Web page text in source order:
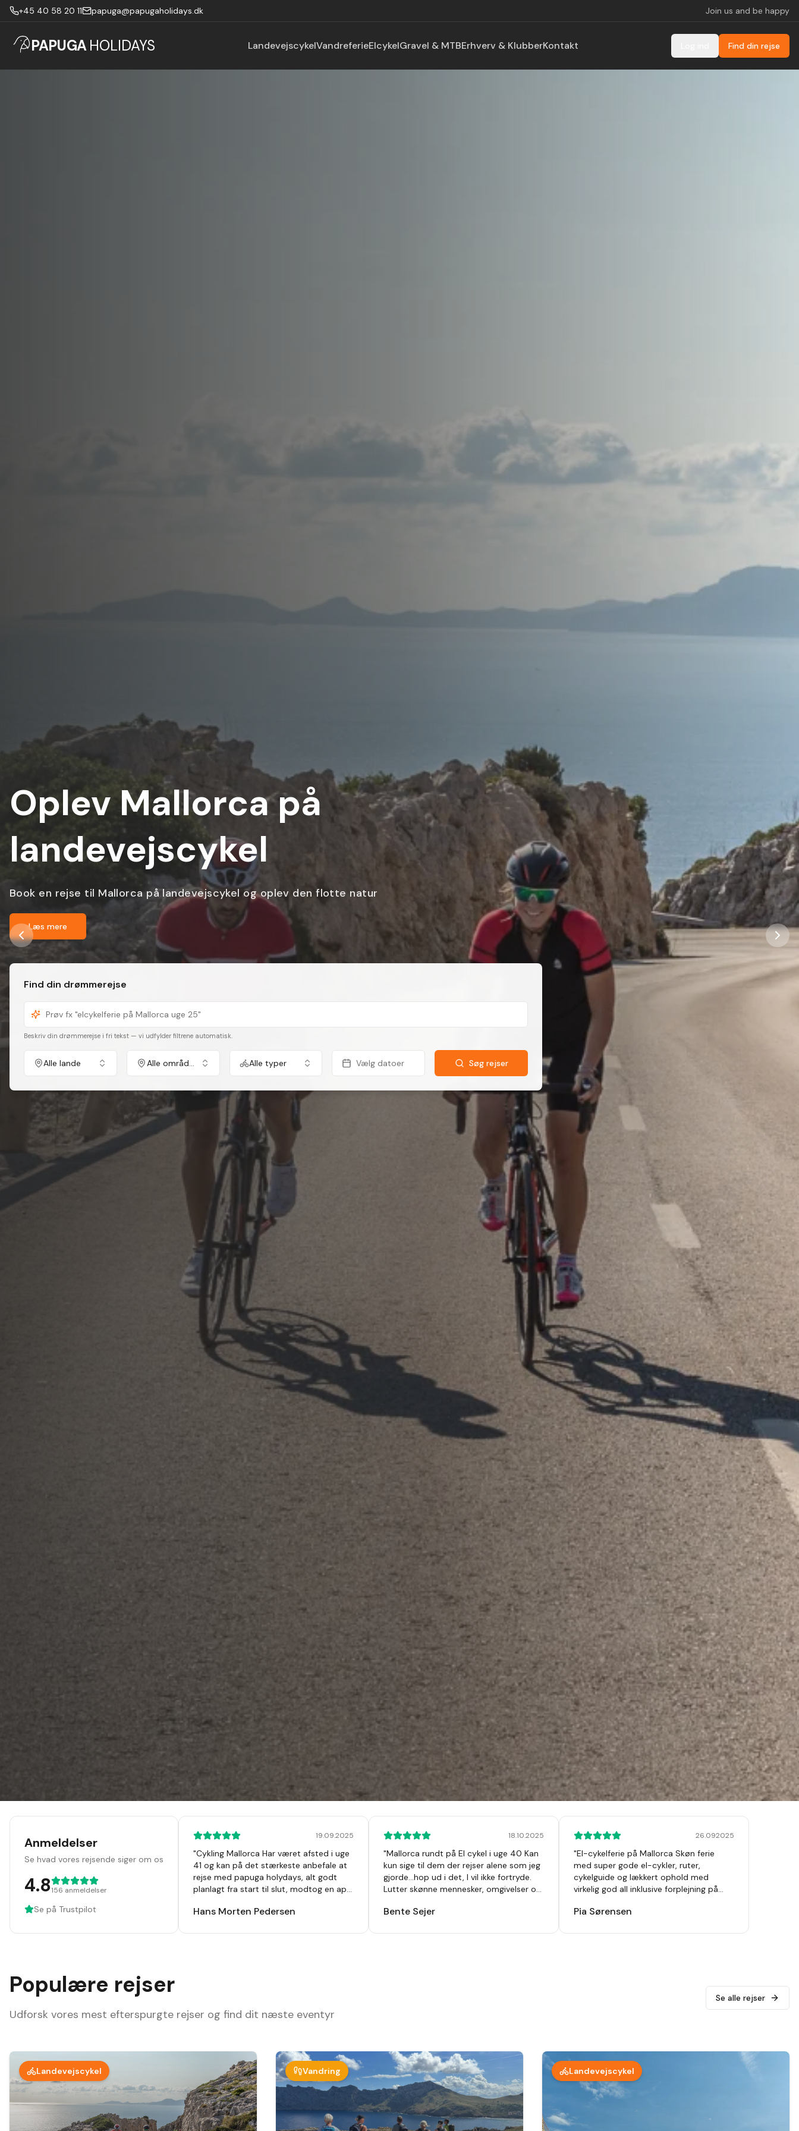
+45 40 58 20 11 papuga@papugaholidays.dk Join us and be happy
PAPUGA HOLIDAYS LandevejscykelVandreferieElcykelGravel & MTBErhverv & KlubberKontakt Find din rejse
Elcykelferie i Toscana med
dansk guide
Smukke udsigter, italiensk charme og hyggelige cykeloplevelser
Læs mere
Find din drømmerejse
Beskriv din drømmerejse i fri tekst — vi udfylder filtrene automatisk.
Alle lande Alle områder Alle typer Vælg datoer Søg rejser
Anmeldelser
Se hvad vores rejsende siger om os
4.8156 anmeldelser
Se på Trustpilot
19.09.2025
"Cykling Mallorca Har været afsted i uge
41 og kan på det stærkeste anbefale at
rejse med papuga holydays, alt godt
planlagt fra start til slut, modtog en app
noget at tage fejl af inden afrejse. Hotel
været afsted 10 gange før men vi så nye
Hans Morten Pedersen
18.10.2025
"Mallorca rundt på El cykel i uge 40 Kan
kun sige til dem der rejser alene som jeg
gjorde...hop ud i det, I vil ikke fortryde.
Lutter skønne mennesker, omgivelser og
Bente Sejer
26.092025
"El-cykelferie på Mallorca Skøn ferie
med super gode el-cykler, ruter,
cykelguide og lækkert ophold med
virkelig god all inklusive forplejning på
Kan varmt anbefales.
Pia Sørensen
Populære rejser
Udforsk vores mest efterspurgte rejser og find dit næste eventyr
Se alle rejser
Landevejscykel Vandring Landevejscykel